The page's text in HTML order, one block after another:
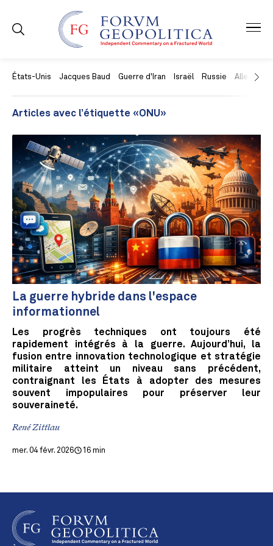
États-Unis Jacques Baud Guerre d'Iran Israël Russie Allemagne
Articles avec l’étiquette «ONU»
La guerre hybride dans l'espace
informationnel
Les progrès techniques ont toujours été
rapidement intégrés à la guerre. Aujourd’hui, la
fusion entre innovation technologique et stratégie
militaire atteint un niveau sans précédent,
contraignant les États à adopter des mesures
souvent impopulaires pour préserver leur
souveraineté.
René Zittlau
mer. 04 févr. 2026 16 min